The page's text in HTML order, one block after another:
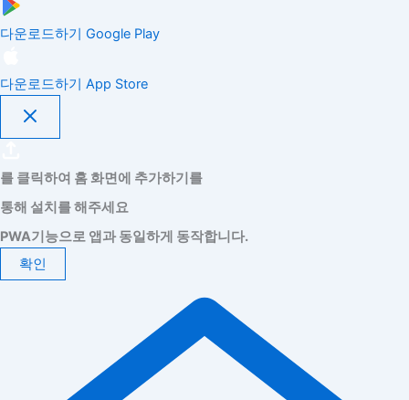
다운로드하기 Google Play
다운로드하기 App Store
를 클릭하여 홈 화면에 추가하기를
통해 설치를 해주세요
PWA기능으로 앱과 동일하게 동작합니다.
확인